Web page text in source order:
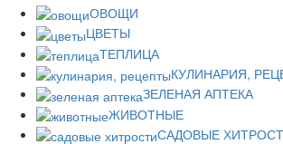
ОВОЩИ
ЦВЕТЫ
ТЕПЛИЦА
КУЛИНАРИЯ,
ЗЕЛЕНАЯ АПТЕКА
ЖИВОТНЫЕ
САДОВЫЕ